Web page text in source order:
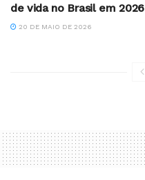
de vida no Brasil em 2026
20 DE MAIO DE 2026